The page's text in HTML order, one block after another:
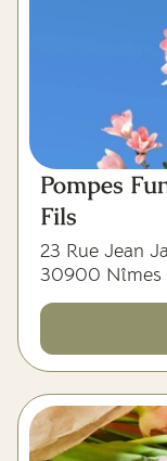
Pompes
Fils
23 Rue Jean
30900 Nîmes